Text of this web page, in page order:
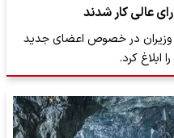
در خصوص اعضای جدید
ابلاغ کرد.